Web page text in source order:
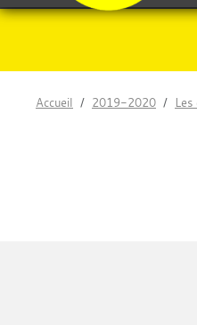
Accueil 2019-2020